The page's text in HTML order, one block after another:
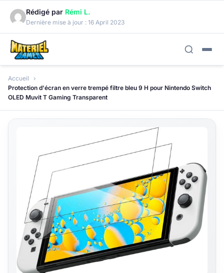
Rédigé par Rémi L.
Dernière mise à jour : 16 April 2023
Accueil
Protection d'écran en verre trempé filtre bleu 9 H pour Nintendo Switch
OLED Muvit T Gaming Transparent